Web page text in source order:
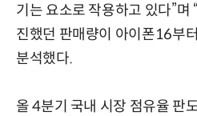
기는 요소로 작용하고 있다”며
진했던 판매량이 아이폰16부
분석했다.
올 4분기 국내 시장 점유율 판